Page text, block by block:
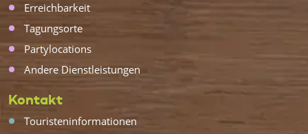
Erreichbarkeit
Tagungsorte
Partylocations
Andere Dienstleistungen
Kontakt
Touristeninformationen